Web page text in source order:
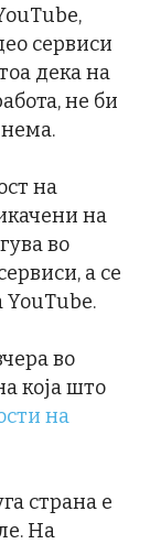
сервиси
дека на
не би
на
на
во
а се
YouTube.
во
која што
на
страна е
На